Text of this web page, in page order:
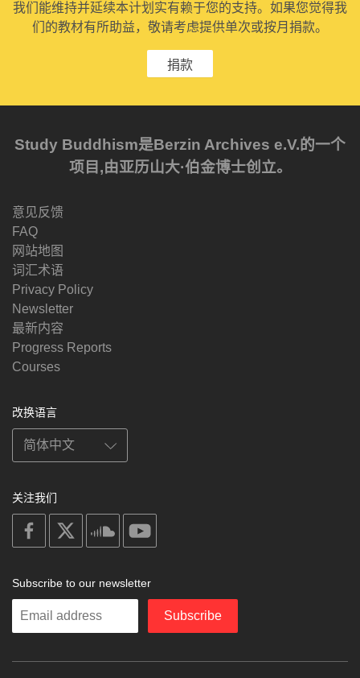
我们能维持并延续本计划实有赖于您的支持。如果您觉得我
们的教材有所助益，敬请考虑提供单次或按月捐款。
捐款
Study Buddhism是Berzin Archives e.V.的一个
项目,由亚历山大·伯金博士创立。
意见反馈
FAQ
网站地图
词汇术语
Privacy Policy
Newsletter
最新内容
Progress Reports
Courses
改换语言
关注我们
on
facebook
soundcloud
Subscribe to our newsletter
Enter
Subscribe